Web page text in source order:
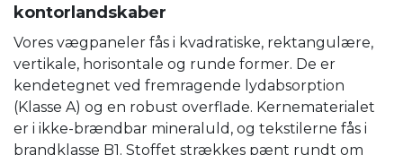
kontorlandskaber
Vores vægpaneler fås i kvadratiske, rektangulære,
vertikale, horisontale og runde former. De er
kendetegnet ved fremragende lydabsorption
(Klasse A) og en robust overflade. Kernematerialet
er i ikke-brændbar mineraluld, og tekstilerne fås i
brandklasse B1. Stoffet strækkes pænt rundt om